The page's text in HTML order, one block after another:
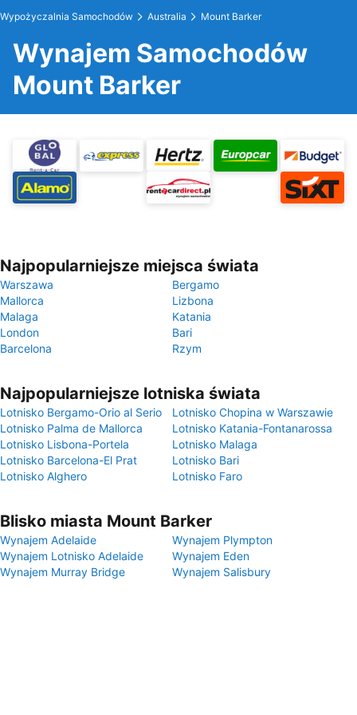
Wypożyczalnia Samochodów Australia Mount Barker
Wynajem Samochodów
Mount Barker
Najpopularniejsze miejsca świata
Warszawa
Bergamo
Mallorca
Lizbona
Malaga
Katania
London
Bari
Barcelona
Rzym
Najpopularniejsze lotniska świata
Lotnisko Bergamo-Orio al Serio
Lotnisko Chopina w Warszawie
Lotnisko Palma de Mallorca
Lotnisko Katania-Fontanarossa
Lotnisko Lisbona-Portela
Lotnisko Malaga
Lotnisko Barcelona-El Prat
Lotnisko Bari
Lotnisko Alghero
Lotnisko Faro
Blisko miasta Mount Barker
Wynajem Adelaide
Wynajem Plympton
Wynajem Lotnisko Adelaide
Wynajem Eden
Wynajem Murray Bridge
Wynajem Salisbury